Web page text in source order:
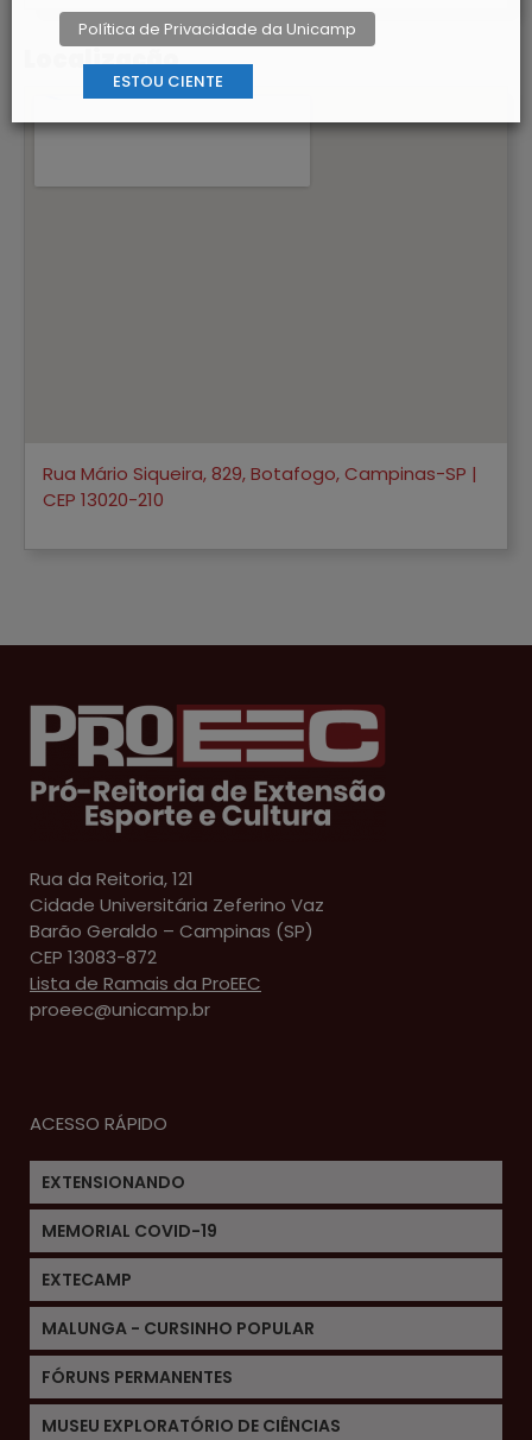
Localização
Rua Mário Siqueira, 829, Botafogo, Campinas-SP |
CEP 13020-210
Rua da Reitoria, 121
Cidade Universitária Zeferino Vaz
Barão Geraldo – Campinas (SP)
CEP 13083-872
Lista de Ramais da ProEEC
proeec@unicamp.br
ACESSO RÁPIDO
EXTENSIONANDO
MEMORIAL COVID-19
EXTECAMP
MALUNGA - CURSINHO POPULAR
FÓRUNS PERMANENTES
MUSEU EXPLORATÓRIO DE CIÊNCIAS
Política de Privacidade da Unicamp
ESTOU CIENTE